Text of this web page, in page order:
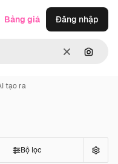
ThôngTìm
Bảng giá Đăng nhập
tạo ra
Bộ lọc